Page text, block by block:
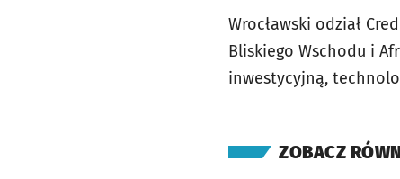
Wrocławski odział
Bliskiego Wschodu i
inwestycyjną,
ZOBACZ